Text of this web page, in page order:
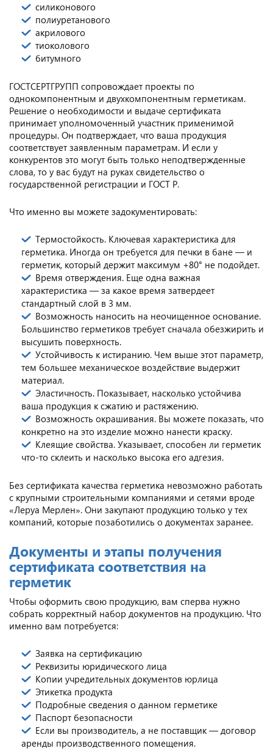
силиконового
полиуретанового
акрилового
тиоколового
битумного
ГОСТСЕРТГРУПП сопровождает проекты по
однокомпонентным и двухкомпонентным герметикам.
Решение о необходимости и выдаче сертификата
принимает уполномоченный участник применимой
процедуры. Он подтверждает, что ваша продукция
соответствует заявленным параметрам. И если у
конкурентов это могут быть только неподтвержденные
слова, то у вас будут на руках свидетельство о
государственной регистрации и ГОСТ Р.
Что именно вы можете задокументировать:
Термостойкость. Ключевая характеристика для
герметика. Иногда он требуется для печки в бане — и
герметик, который держит максимум +80° не подойдет.
Время отверждения. Еще одна важная
характеристика — за какое время затвердеет
стандартный слой в 3 мм.
Возможность наносить на неочищенное основание.
Большинство герметиков требует сначала обезжирить и
высушить поверхность.
Устойчивость к истиранию. Чем выше этот параметр,
тем большее механическое воздействие выдержит
материал.
Эластичность. Показывает, насколько устойчива
ваша продукция к сжатию и растяжению.
Возможность окрашивания. Вы можете показать, что
конкретно на это изделие можно нанести краску.
Клеящие свойства. Указывает, способен ли герметик
что-то склеить и насколько высока его адгезия.
Без сертификата качества герметика невозможно работать
с крупными строительными компаниями и сетями вроде
«Леруа Мерлен». Они закупают продукцию только у тех
компаний, которые позаботились о документах заранее.
Документы и этапы получения
сертификата соответствия на
герметик
Чтобы оформить свою продукцию, вам сперва нужно
собрать корректный набор документов на продукцию. Что
именно вам потребуется:
Заявка на сертификацию
Реквизиты юридического лица
Копии учредительных документов юрлица
Этикетка продукта
Подробные сведения о данном герметике
Паспорт безопасности
Если вы производитель, а не поставщик — договор
аренды производственного помещения.